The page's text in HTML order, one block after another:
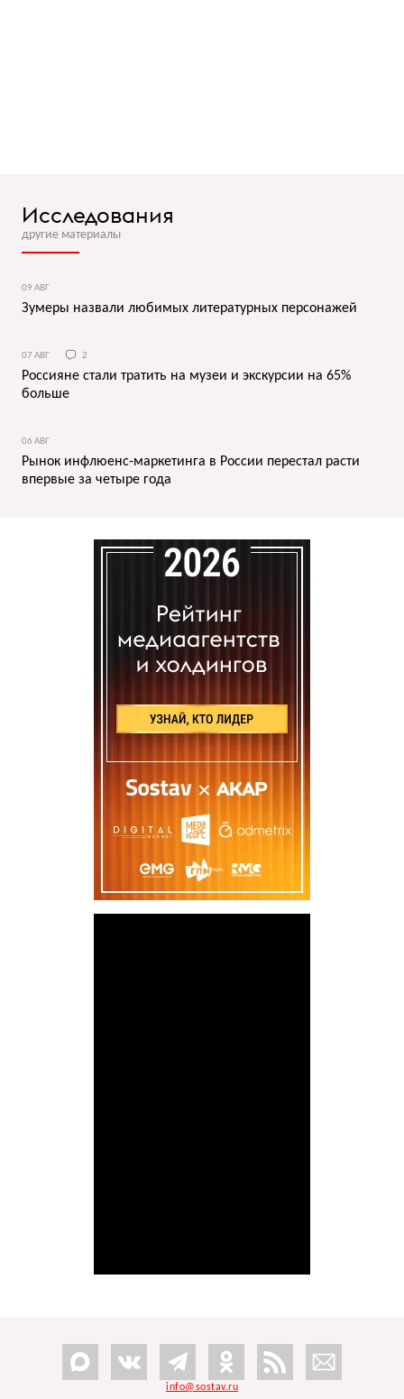
Исследования
другие материалы
09 АВГ
Зумеры назвали любимых литературных персонажей
07 АВГ 2
Россияне стали тратить на музеи и экскурсии на 65%
больше
06 АВГ
Рынок инфлюенс-маркетинга в России перестал расти
впервые за четыре года
info@sostav.ru